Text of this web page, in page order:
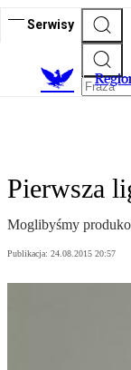
Serwisy
R
Pierwsza
Moglibyśmy
Publikacja: 24.08.2015 20:57